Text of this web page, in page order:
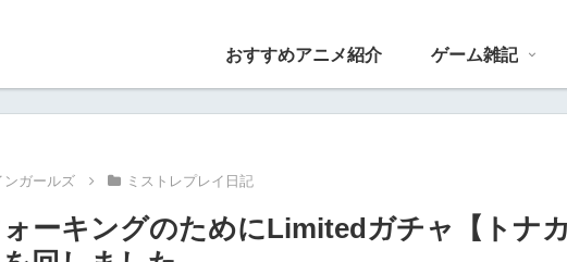
おすすめアニメ紹介 ゲーム雑記
ンガールズ ミストレプレイ日記
ーキングのためにLimitedガチャ【トナ